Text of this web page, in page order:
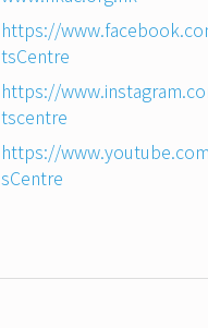
https://
tsCentre
https://
tscentre
https://
sCentre